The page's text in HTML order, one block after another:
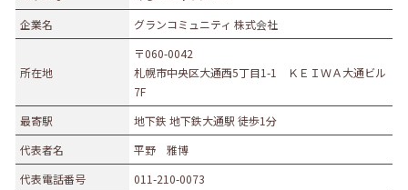
企業名
グランコミュニティ 株式会社
所在地
〒060-0042
札幌市中央区大通西5丁目1-1 ＫＥＩＷＡ大通ビル
7F
最寄駅
地下鉄 地下鉄大通駅 徒歩1分
代表者名
平野 雅博
代表電話番号
011-210-0073